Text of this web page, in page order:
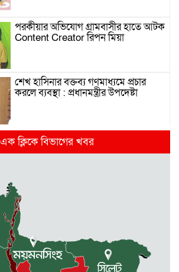
পরকীয়ার অভিযোগ গ্রামবাসীর হাতে আটক
Content Creator রিপন মিয়া
শেখ হাসিনার বক্তব্য গণমাধ্যমে প্রচার
করলে ব্যবস্থা : প্রধানমন্ত্রীর উপদেষ্টা
দিল্লিতে হাসিনার গণমাধ্যমে ভাষণ নিয়ে যা
বলছে ভারত
রাজধানীর তিন ক্যাম্পাসে ছাত্রদল-
ছাত্রশিবির দফায় দফায় সংঘর্ষ
সরকারের ফ্যামিলি কার্ড কার্যক্রম
বাস্তবায়নে ব্যয় ২০০০ কোটি টাকা
এক ক্লিকে বিভাগের খবর